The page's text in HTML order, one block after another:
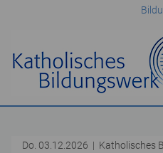
Do. 03.12.2026 | Katholisches